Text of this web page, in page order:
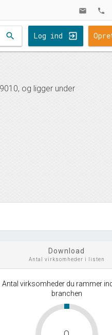
mail phone
search Log ind
og ligger under
Download
Antal virksomheder i listen
Antal virksomheder du rammer
branchen